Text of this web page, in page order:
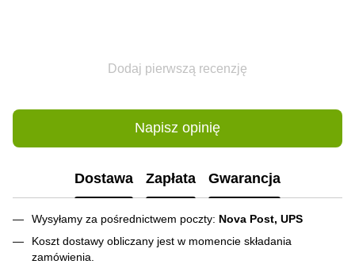
Dodaj pierwszą recenzję
Napisz opinię
Dostawa Zapłata Gwarancja
Wysyłamy za pośrednictwem poczty: Nova Post, UPS
Koszt dostawy obliczany jest w momencie składania
zamówienia.